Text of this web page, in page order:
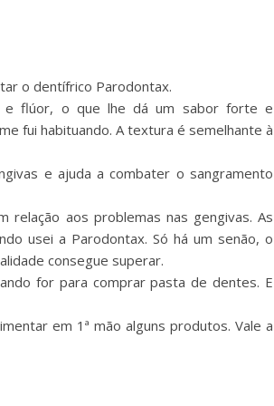
o dentífrico Parodontax.
e flúor, o que lhe dá um sabor forte e
fui habituando. A textura é semelhante à
e ajuda a combater o sangramento
aos problemas nas gengivas. As
usei a Parodontax. Só há um senão, o
consegue superar.
for para comprar pasta de dentes. E
em 1ª mão alguns produtos. Vale a